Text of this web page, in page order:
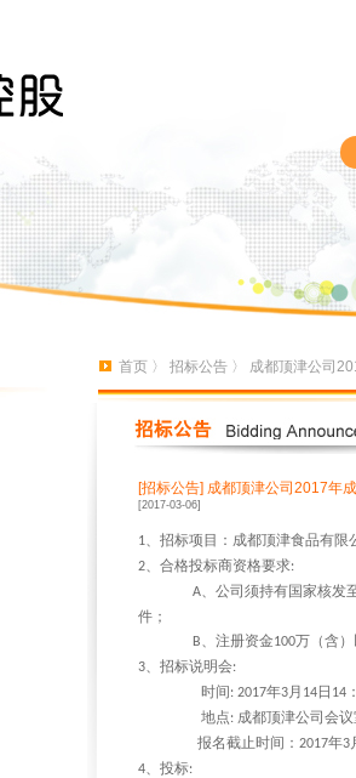
首页 〉 招标公告 〉 成都顶津公司
[招标公告] 成都顶津公司2017年
[2017-03-06]
1、招标项目：成都顶津食品有限
2、合格投标商资格要求:
A、公司须持有国家核发
件；
B、注册资金100万（含
3、招标说明会:
时间 : 2017年3月 14日 14
地点: 成都顶津公司会
报名截止时间： 2017年3
4、投标: